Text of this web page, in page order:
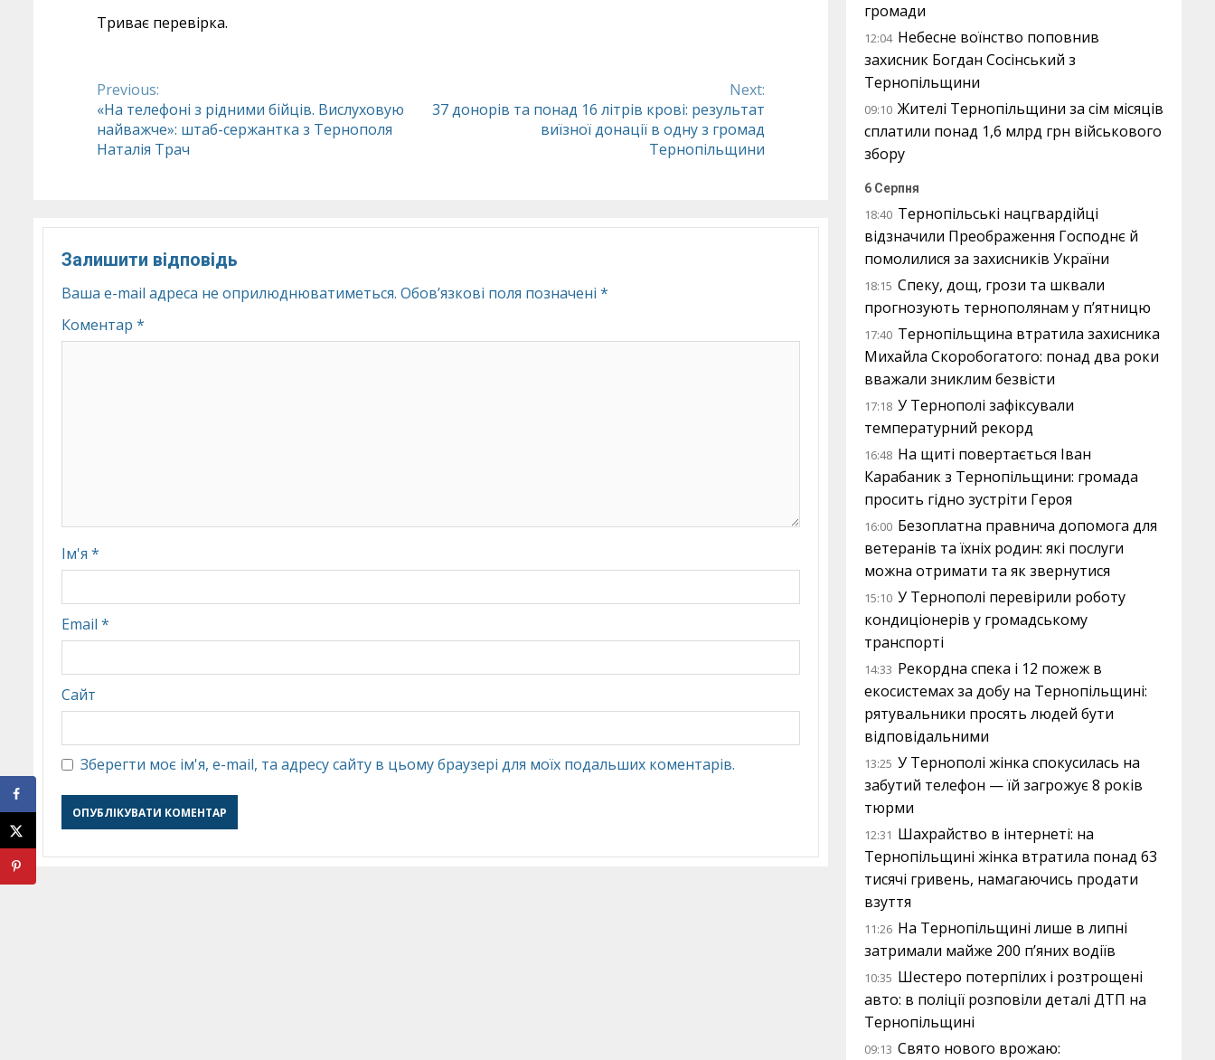
Триває перевірка.
Continue
Reading
Previous:
«На телефоні з рідними бійців. Вислуховую
найважче»: штаб-сержантка з Тернополя
Наталія Трач
Next:
37 донорів та понад 16 літрів крові: результат
виїзної донації в одну з громад
Тернопільщини
Залишити відповідь
Ваша e-mail адреса не оприлюднюватиметься. Обов’язкові поля позначені *
Коментар *
Ім'я *
Email *
Сайт
Зберегти моє ім'я, e-mail, та адресу сайту в цьому браузері для моїх подальших коментарів.
громади
12:04 Небесне воїнство поповнив
захисник Богдан Сосінський з
Тернопільщини
09:10 Жителі Тернопільщини за сім місяців
сплатили понад 1,6 млрд грн військового
збору
6 Серпня
18:40 Тернопільські нацгвардійці
відзначили Преображення Господнє й
помолилися за захисників України
18:15 Спеку, дощ, грози та шквали
прогнозують тернополянам у п’ятницю
17:40 Тернопільщина втратила захисника
Михайла Скоробогатого: понад два роки
вважали зниклим безвісти
17:18 У Тернополі зафіксували
температурний рекорд
16:48 На щиті повертається Іван
Карабаник з Тернопільщини: громада
просить гідно зустріти Героя
16:00 Безоплатна правнича допомога для
ветеранів та їхніх родин: які послуги
можна отримати та як звернутися
15:10 У Тернополі перевірили роботу
кондиціонерів у громадському
транспорті
14:33 Рекордна спека і 12 пожеж в
екосистемах за добу на Тернопільщині:
рятувальники просять людей бути
відповідальними
13:25 У Тернополі жінка спокусилась на
забутий телефон — їй загрожує 8 років
тюрми
12:31 Шахрайство в інтернеті: на
Тернопільщині жінка втратила понад 63
тисячі гривень, намагаючись продати
взуття
11:26 На Тернопільщині лише в липні
затримали майже 200 п’яних водіїв
10:35 Шестеро потерпілих і розтрощені
авто: в поліції розповіли деталі ДТП на
Тернопільщині
09:13 Свято нового врожаю: